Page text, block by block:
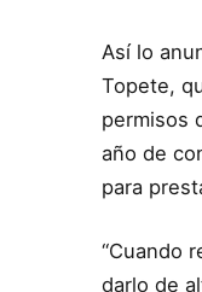
Así lo
Topete,
permisos
año de
para
“Cuando
darlo de